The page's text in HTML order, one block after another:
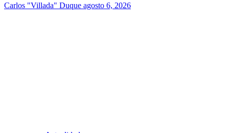
Carlos "Villada" Duque agosto 6, 2026